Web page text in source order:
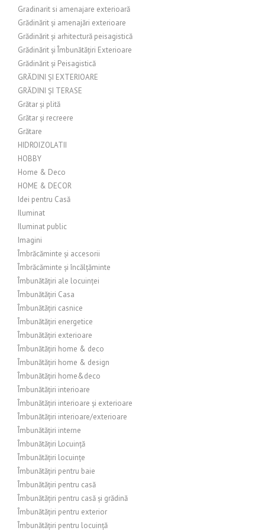
Gradinarit si amenajare exterioară
Grădinărit și amenajări exterioare
Grădinărit și arhitectură peisagistică
Grădinărit și Îmbunătățiri Exterioare
Grădinărit și Peisagistică
GRĂDINI ȘI EXTERIOARE
GRĂDINI ȘI TERASE
Grătar și plită
Grătar și recreere
Grătare
HIDROIZOLATII
HOBBY
Home & Deco
HOME & DECOR
Idei pentru Casă
Iluminat
Iluminat public
Imagini
Îmbrăcăminte și accesorii
Îmbrăcăminte și încălțăminte
Îmbunătățiri ale locuinței
Îmbunătățiri Casa
Îmbunătățiri casnice
Îmbunătățiri energetice
Îmbunătățiri exterioare
Îmbunătățiri home & deco
Îmbunătățiri home & design
Îmbunătățiri home&deco
Îmbunătățiri interioare
Îmbunătățiri interioare și exterioare
Îmbunătățiri interioare/exterioare
Îmbunătățiri interne
Îmbunătățiri Locuință
Îmbunătățiri locuințe
Îmbunătățiri pentru baie
Îmbunătățiri pentru casă
Îmbunătățiri pentru casă și grădină
Îmbunătățiri pentru exterior
Îmbunătățiri pentru locuință